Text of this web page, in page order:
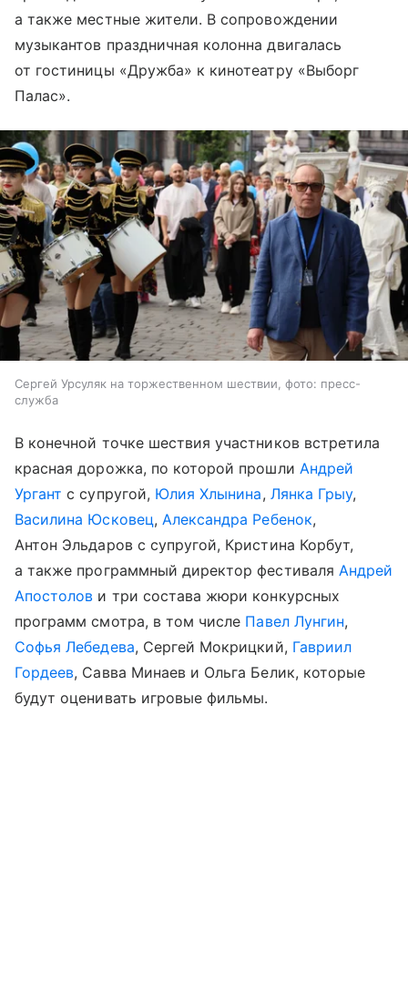
а также местные жители. В сопровождении
музыкантов праздничная колонна двигалась
от гостиницы «Дружба» к кинотеатру «Выборг
Палас».
Сергей Урсуляк на торжественном шествии, фото: пресс-
служба
В конечной точке шествия участников встретила
красная дорожка, по которой прошли Андрей
Ургант с супругой, Юлия Хлынина, Лянка Грыу,
Василина Юсковец, Александра Ребенок,
Антон Эльдаров с супругой, Кристина Корбут,
а также программный директор фестиваля Андрей
Апостолов и три состава жюри конкурсных
программ смотра, в том числе Павел Лунгин,
Софья Лебедева, Сергей Мокрицкий, Гавриил
Гордеев, Савва Минаев и Ольга Белик, которые
будут оценивать игровые фильмы.